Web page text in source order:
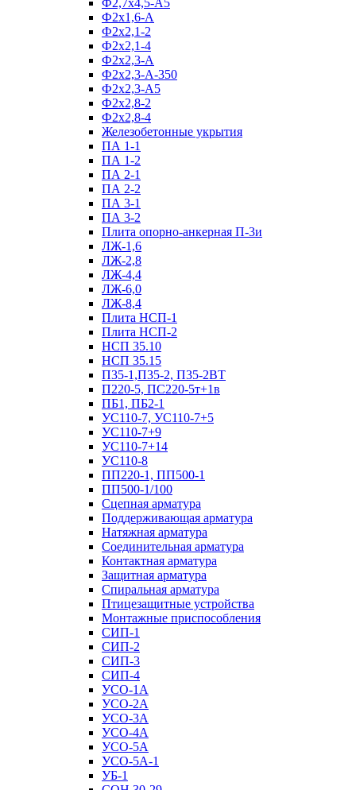
Ф2х1,6-А
Ф2х2,1-2
Ф2х2,1-4
Ф2х2,3-А
Ф2х2,3-А-350
Ф2х2,3-А5
Ф2х2,8-2
Ф2х2,8-4
Железобетонные укрытия
ПА 1-1
ПА 1-2
ПА 2-1
ПА 2-2
ПА 3-1
ПА 3-2
Плита опорно-анкерная П-3и
ЛЖ-1,6
ЛЖ-2,8
ЛЖ-4,4
ЛЖ-6,0
ЛЖ-8,4
Плита НСП-1
Плита НСП-2
НСП 35.10
НСП 35.15
П35-1,П35-2, П35-2ВТ
П220-5, ПС220-5т+1в
ПБ1, ПБ2-1
УС110-7, УС110-7+5
УС110-7+9
УС110-7+14
УС110-8
ПП220-1, ПП500-1
ПП500-1/100
Сцепная арматура
Поддерживающая арматура
Натяжная арматура
Соединительная арматура
Контактная арматура
Защитная арматура
Спиральная арматура
Птицезащитные устройства
Монтажные приспособления
СИП-1
СИП-2
СИП-3
СИП-4
УСО-1А
УСО-2А
УСО-3А
УСО-4А
УСО-5А
УСО-5А-1
УБ-1